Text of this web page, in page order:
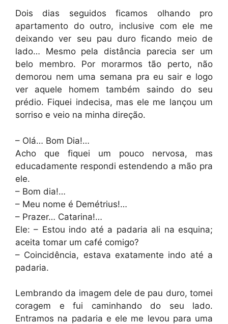
Dois dias seguidos ficamos olhando pro
apartamento do outro, inclusive com ele me
deixando ver seu pau duro ficando meio de
lado… Mesmo pela distância parecia ser um
belo membro. Por morarmos tão perto, não
demorou nem uma semana pra eu sair e logo
ver aquele homem também saindo do seu
prédio. Fiquei indecisa, mas ele me lançou um
sorriso e veio na minha direção.
– Olá… Bom Dia!…
Acho que fiquei um pouco nervosa, mas
educadamente respondi estendendo a mão pra
ele.
– Bom dia!…
– Meu nome é Demétrius!…
– Prazer… Catarina!…
Ele: – Estou indo até a padaria ali na esquina;
aceita tomar um café comigo?
– Coincidência, estava exatamente indo até a
padaria.
Lembrando da imagem dele de pau duro, tomei
coragem e fui caminhando do seu lado.
Entramos na padaria e ele me levou para uma